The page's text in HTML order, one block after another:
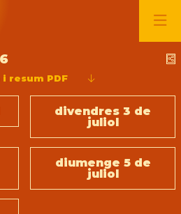
i resum PDF
divendres 3 de
juliol
diumenge 5 de
juliol